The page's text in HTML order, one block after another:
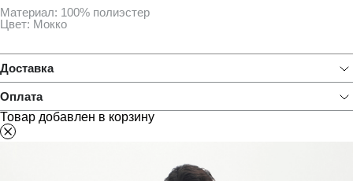
Материал: 100% полиэстер
Цвет: Мокко
Доставка
Оплата
Товар добавлен в корзину